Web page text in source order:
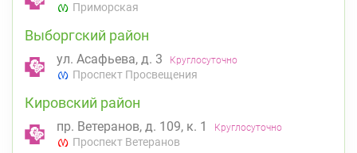
Приморская
Выборгский район
ул. Асафьева, д. 3 Круглосуточно
Проспект Просвещения
Кировский район
пр. Ветеранов, д. 109, к. 1 Круглосуточно
Проспект Ветеранов